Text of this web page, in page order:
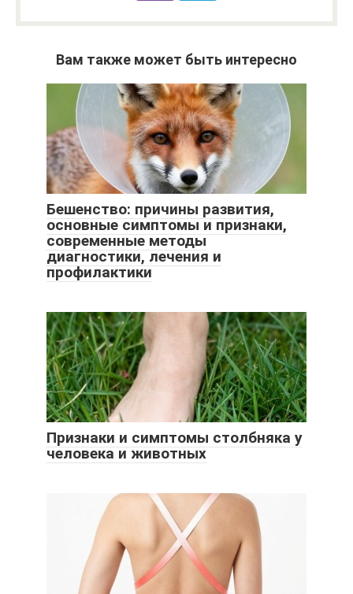
Вам также может быть интересно
Бешенство: причины развития,
основные симптомы и признаки,
современные методы
диагностики, лечения и
профилактики
Признаки и симптомы столбняка у
человека и животных